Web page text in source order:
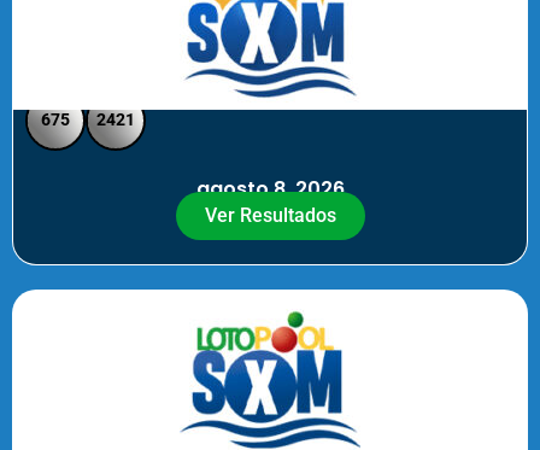
SXM Medio día - Pick 3 Pick 4
675 2421
agosto 8, 2026
Ver Resultados